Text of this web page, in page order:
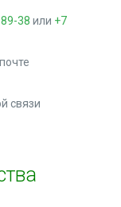
38 или +7
связи